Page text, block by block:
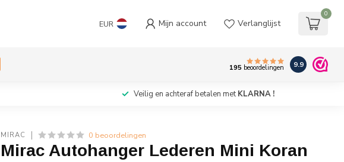
EUR Mijn account Verlanglijst
0
195 beoordelingen 9.9
Veilig en achteraf betalen met KLARNA !
MIRAC 0 beoordelingen
Mirac Autohanger Lederen Mini Koran